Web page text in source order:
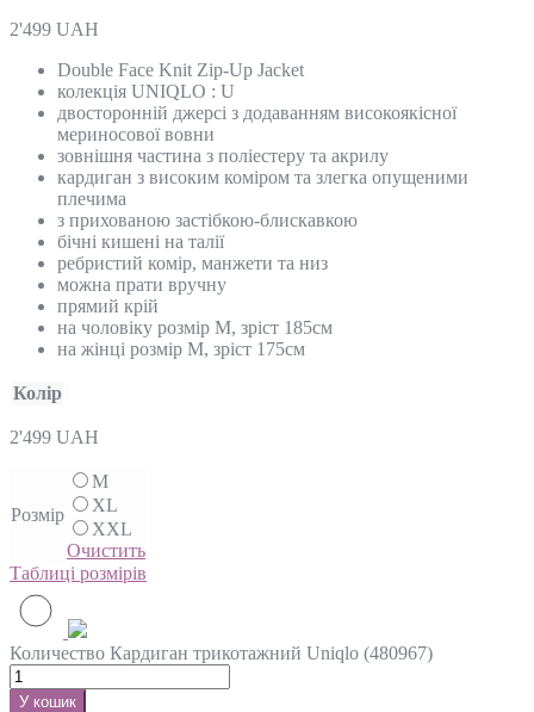
2'499 UAH
Double Face Knit Zip-Up Jacket
колекція UNIQLO : U
двосторонній джерсі з додаванням високоякісної
мериносової вовни
зовнішня частина з поліестеру та акрилу
кардиган з високим коміром та злегка опущеними
плечима
з прихованою застібкою-блискавкою
бічні кишені на талії
ребристий комір, манжети та низ
можна прати вручну
прямий крій
на чоловіку розмір М, зріст 185см
на жінці розмір M, зріст 175см
Колір
2'499 UAH
Розмір
M
XL
XXL
Очистить
Таблиці розмірів
Количество Кардиган трикотажний Uniqlo (480967)
У кошик